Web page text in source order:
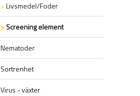
>Livsmedel/Foder
>Screening element
Nematoder
Sortrenhet
Virus - växter